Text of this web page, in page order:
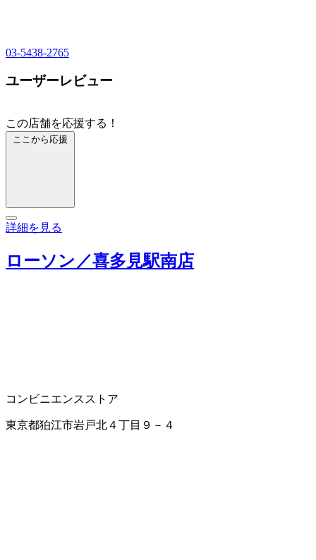
03-5438-2765
ユーザーレビュー
この店舗を応援する！
ここから応援
詳細を見る
ローソン／喜多見駅南店
コンビニエンスストア
東京都狛江市岩戸北４丁目９－４